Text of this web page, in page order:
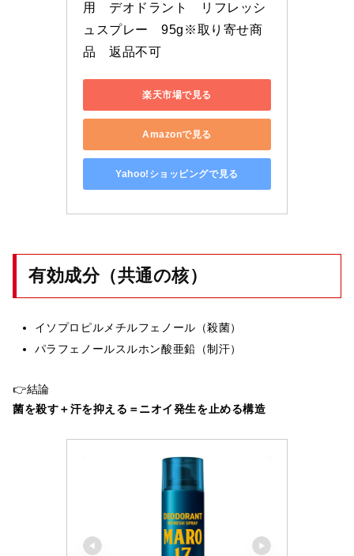
用　デオドラント　リフレッシ
ュスプレー　95g※取り寄せ商
品　返品不可
楽天市場で見る
Amazonで見る
Yahoo!ショッピングで見る
有効成分（共通の核）
イソプロピルメチルフェノール（殺菌）
パラフェノールスルホン酸亜鉛（制汗）
👉結論
菌を殺す＋汗を抑える＝ニオイ発生を止める構造